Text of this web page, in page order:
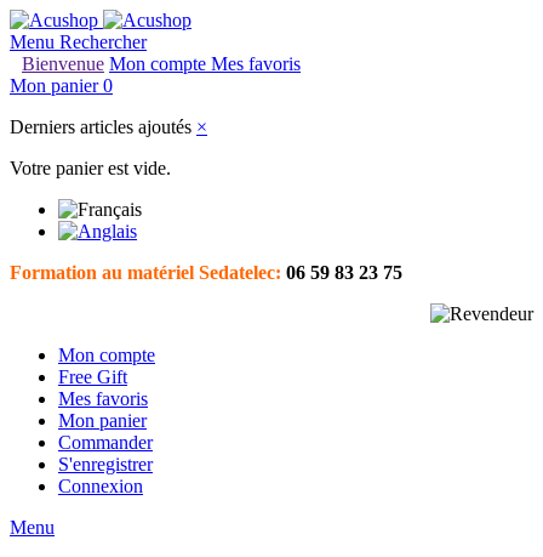
Menu Rechercher
Bienvenue Mon compte Mes favoris
Mon panier 0
Derniers articles ajoutés ×
Votre panier est vide.
Formation au matériel Sedatelec: 06 59 83 23 75
Mon compte
Free Gift
Mes favoris
Mon panier
Commander
S'enregistrer
Connexion
Menu